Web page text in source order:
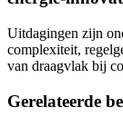
Uitdagingen zijn
complexiteit,
van draagvlak bij
Gerelateerde